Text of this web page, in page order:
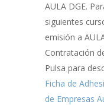
AULA DGE.
siguientes
emisión a
Contratación
Pulsa para
Ficha de
de Empresas